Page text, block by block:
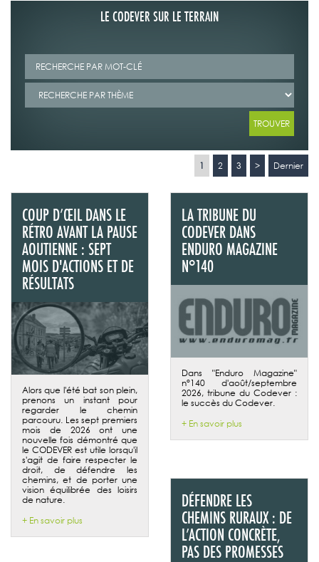
LE CODEVER SUR LE TERRAIN
1 2 3 > Dernier
COUP D’ŒIL DANS LE
RÉTRO AVANT LA PAUSE
AOUTIENNE : SEPT
MOIS D'ACTIONS ET DE
RÉSULTATS
Alors que l'été bat son plein,
prenons un instant pour
regarder le chemin
parcouru. Les sept premiers
mois de 2026 ont une
nouvelle fois démontré que
le CODEVER est utile lorsqu'il
s'agit de faire respecter le
droit, de défendre les
chemins, et de porter une
vision équilibrée des loisirs
de nature.
+ En savoir plus
LA TRIBUNE DU
CODEVER DANS
ENDURO MAGAZINE
N°140
Dans "Enduro Magazine"
n°140 d'août/septembre
2026, tribune du Codever :
le succès du Codever.
+ En savoir plus
DÉFENDRE LES
CHEMINS RURAUX : DE
L’ACTION CONCRÈTE,
PAS DES PROMESSES